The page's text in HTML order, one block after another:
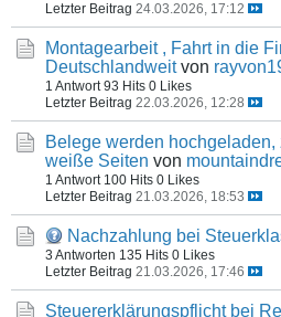
Letzter Beitrag 24.03.2026, 17:12
Montagearbeit , Fahrt in die
Deutschlandweit von
1 Antwort 93 Hits 0 Likes
Letzter Beitrag 22.03.2026, 12:28
Belege werden hochgeladen,
weiße Seiten von
1 Antwort 100 Hits 0 Likes
Letzter Beitrag 21.03.2026, 18:53
Nachzahlung bei
3 Antworten 135 Hits 0 Likes
Letzter Beitrag 21.03.2026, 17:46
Steuererklärungspflicht bei